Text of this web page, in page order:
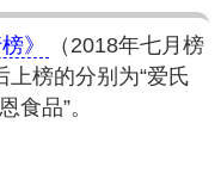
》
（2018年七月榜
上榜的分别为“爱氏
食品”。